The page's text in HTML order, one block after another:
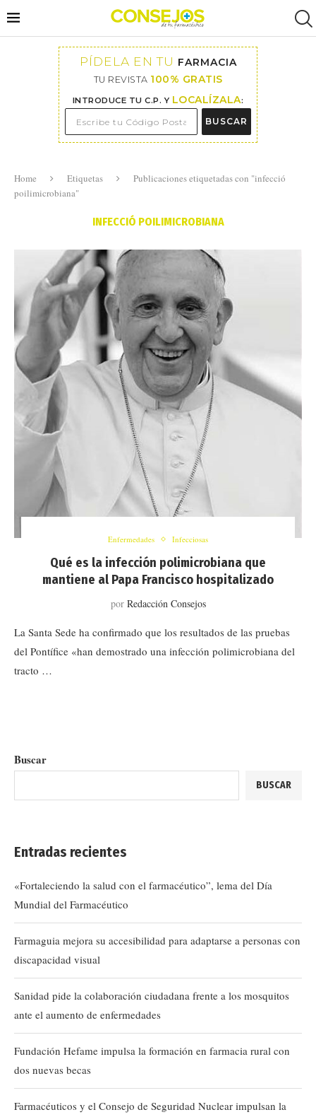
PÍDELA EN TU FARMACIA
TU REVISTA 100% GRATIS
INTRODUCE TU C.P. Y LOCALÍZALA:
BUSCAR
Home Etiquetas
Publicaciones etiquetadas con "infecció
poilimicrobiana"
INFECCIÓ POILIMICROBIANA
Enfermedades Infecciosas
Qué es la infección polimicrobiana que
mantiene al Papa Francisco hospitalizado
por Redacción Consejos
La Santa Sede ha confirmado que los resultados de las pruebas
del Pontífice «han demostrado una infección polimicrobiana del
tracto …
Buscar
BUSCAR
Entradas recientes
«Fortaleciendo la salud con el farmacéutico”, lema del Día
Mundial del Farmacéutico
Farmaguia mejora su accesibilidad para adaptarse a personas con
discapacidad visual
Sanidad pide la colaboración ciudadana frente a los mosquitos
ante el aumento de enfermedades
Fundación Hefame impulsa la formación en farmacia rural con
dos nuevas becas
Farmacéuticos y el Consejo de Seguridad Nuclear impulsan la